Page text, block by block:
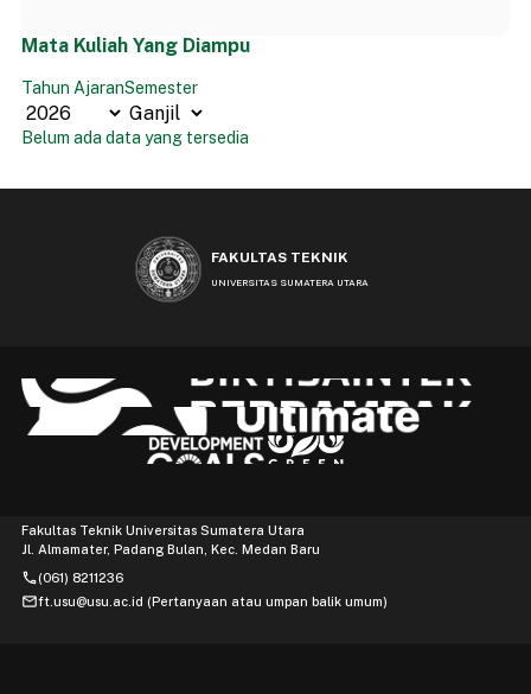
Mata Kuliah Yang Diampu
Tahun AjaranSemester
Belum ada data yang tersedia
FAKULTAS TEKNIK
UNIVERSITAS SUMATERA UTARA
Fakultas Teknik Universitas Sumatera Utara
Jl. Almamater, Padang Bulan, Kec. Medan Baru
phone(061) 8211236
mailft.usu@usu.ac.id (Pertanyaan atau umpan balik umum)